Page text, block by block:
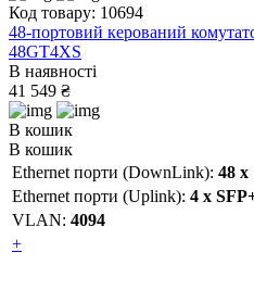
Код товару: 10694
48-портовий керований
48GT4XS
В наявності
41 549 ₴
В кошик
В кошик
Ethernet порти (DownLink): 48 х
Ethernet порти (Uplink): 4 х
VLAN: 4094
+